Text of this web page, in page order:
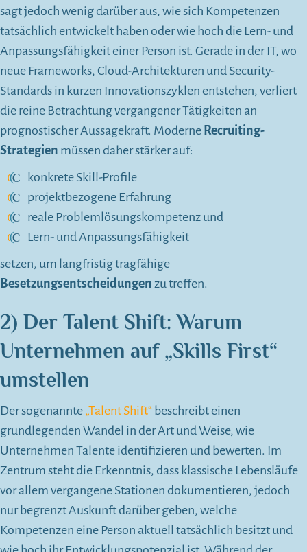
sagt jedoch wenig darüber aus, wie sich Kompetenzen
tatsächlich entwickelt haben oder wie hoch die Lern- und
Anpassungsfähigkeit einer Person ist. Gerade in der IT, wo
neue Frameworks, Cloud-Architekturen und Security-
Standards in kurzen Innovationszyklen entstehen, verliert
die reine Betrachtung vergangener Tätigkeiten an
prognostischer Aussagekraft. Moderne Recruiting-
Strategien müssen daher stärker auf:
konkrete Skill-Profile
projektbezogene Erfahrung
reale Problemlösungskompetenz und
Lern- und Anpassungsfähigkeit
setzen, um langfristig tragfähige
Besetzungsentscheidungen zu treffen.
2) Der Talent Shift: Warum
Unternehmen auf „Skills First“
umstellen
Der sogenannte „Talent Shift“ beschreibt einen
grundlegenden Wandel in der Art und Weise, wie
Unternehmen Talente identifizieren und bewerten. Im
Zentrum steht die Erkenntnis, dass klassische Lebensläufe
vor allem vergangene Stationen dokumentieren, jedoch
nur begrenzt Auskunft darüber geben, welche
Kompetenzen eine Person aktuell tatsächlich besitzt und